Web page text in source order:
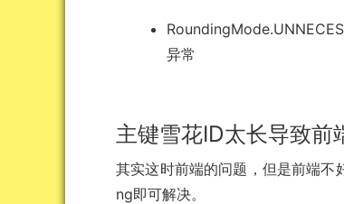
异常
主键雪花ID太长导致
其实这时前端的问题，但是前端
ng即可解决。